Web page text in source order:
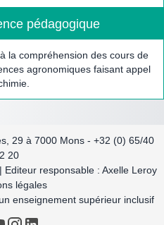
pédagogique
la compréhension des cours de
agronomiques faisant appel
29 à 7000 Mons - +32 (0) 65/40
20
responsable : Axelle Leroy
légales
enseignement supérieur inclusif